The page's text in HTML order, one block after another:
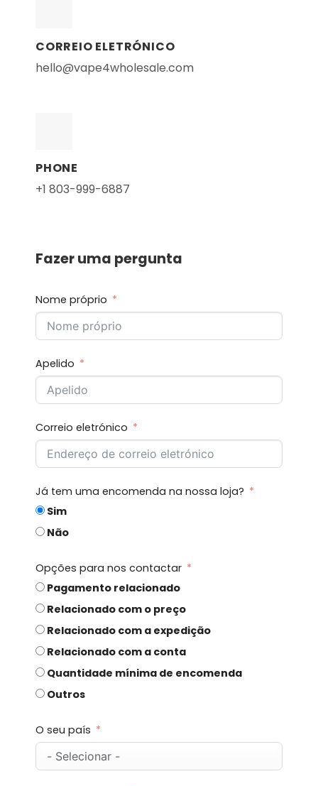
CORREIO ELETRÓNICO
hello@vape4wholesale.com
PHONE
+1 803-999-6887
Fazer uma pergunta
Nome próprio
Apelido
Correio eletrónico
Já tem uma encomenda na nossa loja?
Sim
Não
Opções para nos contactar
Pagamento relacionado
Relacionado com o preço
Relacionado com a expedição
Relacionado com a conta
Quantidade mínima de encomenda
Outros
O seu país